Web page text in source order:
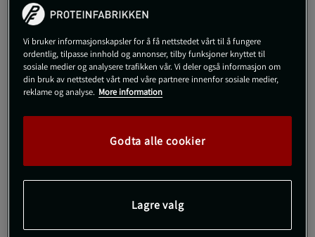
Gi meg beskjed via e-post
!
Dette produktet er dessverre ikke i lager. Få beskjed når det
kommer på lager igen.
Vi bruker informasjonskapsler for å få nettstedet vårt til å fungere
ordentlig, tilpasse innhold og annonser, tilby funksjoner knyttet til
sosiale medier og analysere trafikken vår. Vi deler også informasjon om
din bruk av nettstedet vårt med våre partnere innenfor sosiale medier,
reklame og analyse. More information
Godta alle cookier
Lagre valg